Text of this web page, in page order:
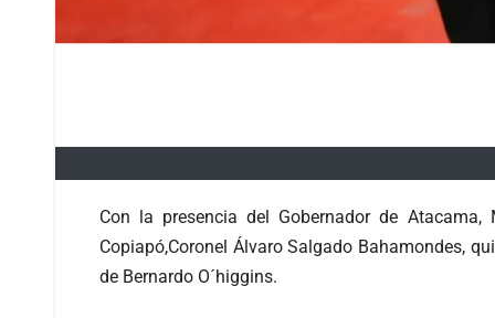
Con la presencia del Gobernador de
Copiapó,Coronel Álvaro Salgado Bahamondes,
de Bernardo O´higgins.